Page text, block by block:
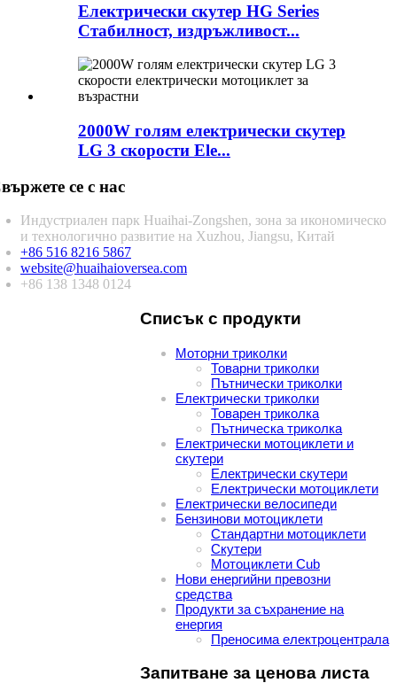
Електрически скутер HG Series
Стабилност, издръжливост...
2000W голям електрически скутер
LG 3 скорости Ele...
се с нас
Индустриален парк Huaihai-Zongshen, зона за икономическо
и технологично развитие на Xuzhou, Jiangsu, Китай
+86 516 8216 5867
website@huaihaioversea.com
+86 138 1348 0124
Списък с продукти
Моторни триколки
Товарни триколки
Пътнически триколки
Електрически триколки
Товарен триколка
Пътническа триколка
Електрически мотоциклети и
скутери
Електрически скутери
Електрически мотоциклети
Електрически велосипеди
Бензинови мотоциклети
Стандартни мотоциклети
Скутери
Мотоциклети Cub
Нови енергийни превозни
средства
Продукти за съхранение на
енергия
Преносима електроцентрала
Запитване за ценова листа